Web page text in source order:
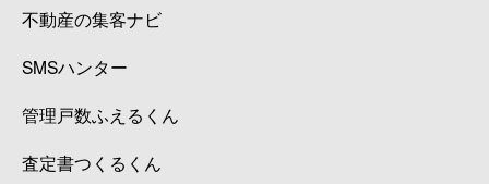
不動産の集客ナビ
SMSハンター
管理戸数ふえるくん
査定書つくるくん